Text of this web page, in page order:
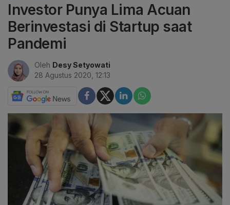
Investor Punya Lima Acuan
Berinvestasi di Startup saat
Pandemi
Oleh Desy Setyowati
28 Agustus 2020, 12:13